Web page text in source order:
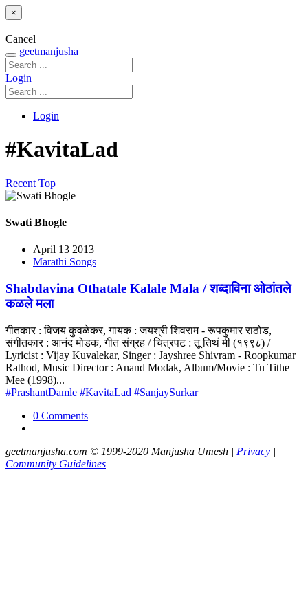
×
Cancel
geetmanjusha
Login
Login
#KavitaLad
Recent Top
Swati Bhogle
April 13 2013
Marathi Songs
Shabdavina Othatale Kalale Mala / शब्दाविना ओठांतले
कळले मला
गीतकार : विजय कुवळेकर, गायक : जयश्री शिवराम - रूपकुमार राठोड,
संगीतकार : आनंद मोडक, गीत संग्रह / चित्रपट : तू तिथं मी (१९९८) /
Lyricist : Vijay Kuvalekar, Singer : Jayshree Shivram - Roopkumar
Rathod, Music Director : Anand Modak, Album/Movie : Tu Tithe
Mee (1998)...
#PrashantDamle #KavitaLad #SanjaySurkar
0 Comments
geetmanjusha.com © 1999-2020 Manjusha Umesh | Privacy |
Community Guidelines